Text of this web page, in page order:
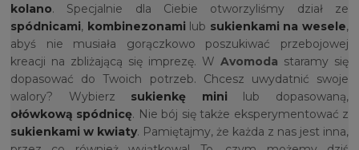
kolano. Specjalnie dla Ciebie otworzyliśmy dział ze
spódnicami, kombinezonami lub sukienkami na wesele,
abyś nie musiała gorączkowo poszukiwać przebojowej
kreacji na zbliżającą się imprezę. W Avomoda staramy się
dopasować do Twoich potrzeb. Chcesz uwydatnić swoje
walory? Wybierz sukienkę mini lub dopasowaną,
ołówkową spódnicę. Nie bój się także eksperymentować z
sukienkami w kwiaty. Pamiętajmy, że każda z nas jest inna,